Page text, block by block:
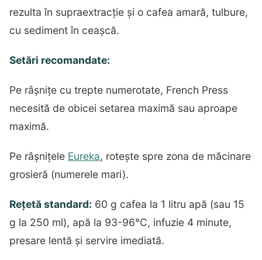
rezulta în supraextracție și o cafea amară, tulbure,
cu sediment în ceașcă.
Setări recomandate:
Pe râșnițe cu trepte numerotate, French Press
necesită de obicei setarea maximă sau aproape
maximă.
Pe râșnițele Eureka, rotește spre zona de măcinare
grosieră (numerele mari).
Rețetă standard: 60 g cafea la 1 litru apă (sau 15
g la 250 ml), apă la 93-96°C, infuzie 4 minute,
presare lentă și servire imediată.